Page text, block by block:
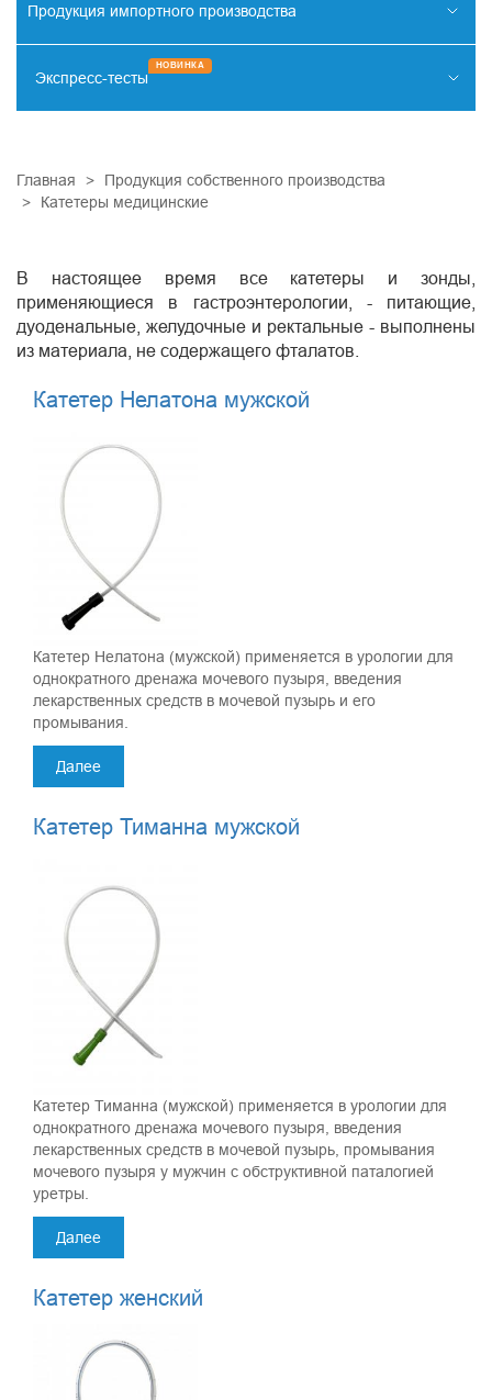
Продукция импортного производства
РЕНТГЕНО-ЭНДОВАСКУЛЯРНАЯ ХИРУРГИЯ
ДИАЛИЗНАЯ ТЕРАПИЯ
ПСИХИАТРИЯ
ЛАБОРАТОРНАЯ ДИАГНОСТИКА
РЕСПИРАТОРНАЯ ПОДДЕРЖКА
МАЛОИНВАЗИВНАЯ ХИРУРГИЯ
ТРАВМАТОЛОГИЯ И ОРТОПЕДИЯ
Экспресс-тесты
НОВИНКА
Главная
Продукция собственного производства
Катетеры медицинские
В настоящее время все катетеры и зонды,
применяющиеся в гастроэнтерологии, - питающие,
дуоденальные, желудочные и ректальные - выполнены
из материала, не содержащего фталатов.
Катетер Нелатона мужской
Катетер Нелатона (мужской) применяется в урологии для
однократного дренажа мочевого пузыря, введения
лекарственных средств в мочевой пузырь и его
промывания.
Далее
Катетер Тиманна мужской
Катетер Тиманна (мужской) применяется в урологии для
однократного дренажа мочевого пузыря, введения
лекарственных средств в мочевой пузырь, промывания
мочевого пузыря у мужчин с обструктивной паталогией
уретры.
Далее
Катетер женский